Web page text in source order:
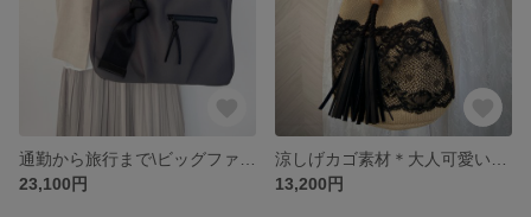
23,100円
13,200円